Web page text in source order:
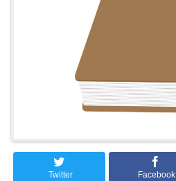
Twitter Facebook